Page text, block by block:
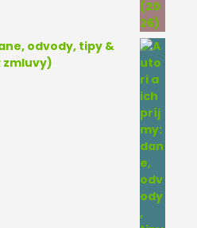
odvody, tipy &
zmluvy)